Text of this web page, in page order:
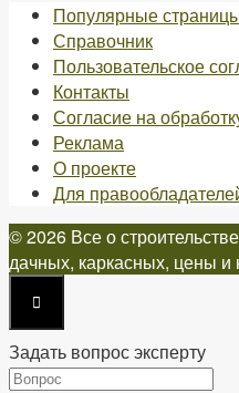
Популярные
Справочник
Пользовательское
Контакты
Согласие на
Реклама
О проекте
Для
© 2026 Все о
дачных, каркасных, цены
Задать вопрос эксперту